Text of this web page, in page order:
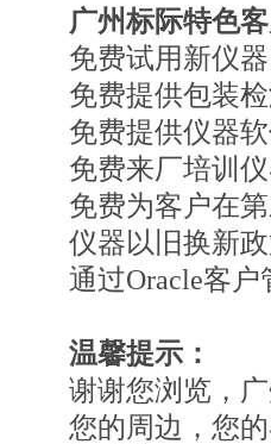
广州标际特色
免费试用新仪
免费提供包装
免费提供仪器
免费来厂培训
免费为客户在
仪器以旧换新
通过Oracle客
温馨提示：
谢谢您浏览，
您的周边，您